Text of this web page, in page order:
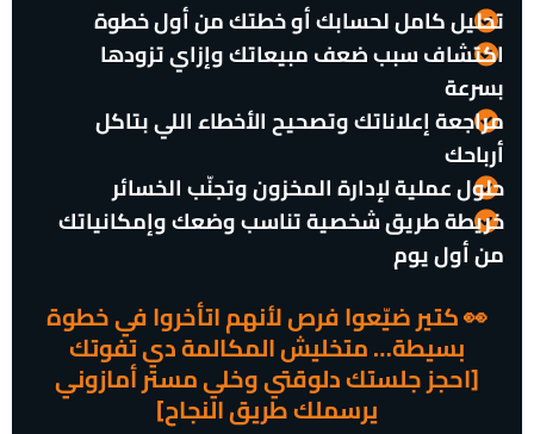
تحليل كامل لحسابك أو خطتك من أول خطوة
اكتشاف سبب ضعف مبيعاتك وإزاي تزودها
بسرعة
مراجعة إعلاناتك وتصحيح الأخطاء اللي بتاكل
أرباحك
حلول عملية لإدارة المخزون وتجنّب الخسائر
خريطة طريق شخصية تناسب وضعك وإمكانياتك
من أول يوم
👀 كتير ضيّعوا فرص لأنهم اتأخروا في خطوة
بسيطة… متخليش المكالمة دي تفوتك
[احجز جلستك دلوقتي وخلي مستر أمازوني
يرسملك طريق النجاح]